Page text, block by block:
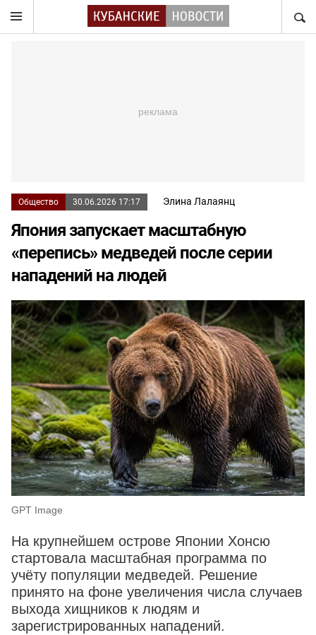
Общество 30.06.2026 17:17 Элина Лалаянц
Япония запускает масштабную
«перепись» медведей после серии
нападений на людей
GPT Image
На крупнейшем острове Японии Хонсю
стартовала масштабная программа по
учёту популяции медведей. Решение
принято на фоне увеличения числа случаев
выхода хищников к людям и
зарегистрированных нападений.